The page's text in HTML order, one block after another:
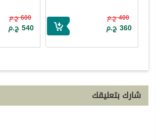
400 ج.م
360 ج.م
600 ج.م
540 ج.م
شارك بتعليقك